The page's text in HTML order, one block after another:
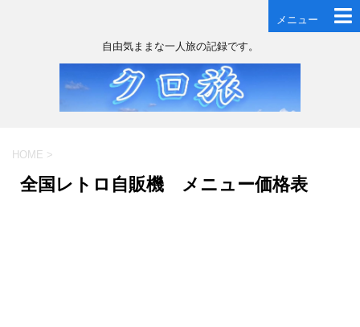
メニュー
自由気ままな一人旅の記録です。
HOME >
全国レトロ自販機 メニュー価格表